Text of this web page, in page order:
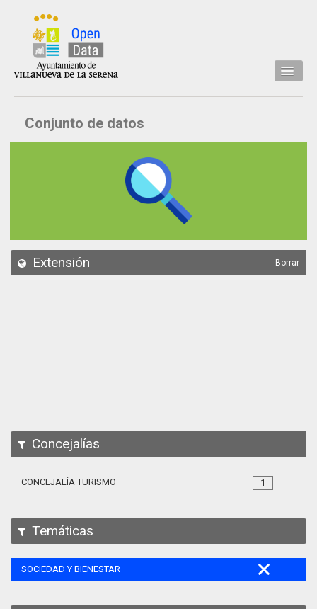
Inicio
Datos
API
Conjunto de datos
Extensión Borrar
Concejalías
1
CONCEJALÍA TURISMO
Temáticas
SOCIEDAD Y BIENESTAR